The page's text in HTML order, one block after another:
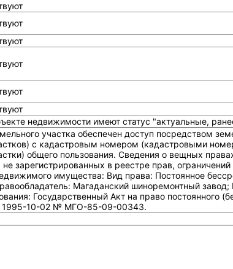
недвижимости имеют статус "актуальные,
участка обеспечен доступ посредством
с кадастровым номером (кадастровыми
общего пользования. Сведения о вещных
зарегистрированных в реестре прав, ограничений
имущества: Вид права: Постоянное
Магаданский шиноремонтный завод;
Государственный Акт на право постоянного
1995-10-02 № МГО-85-09-00343.